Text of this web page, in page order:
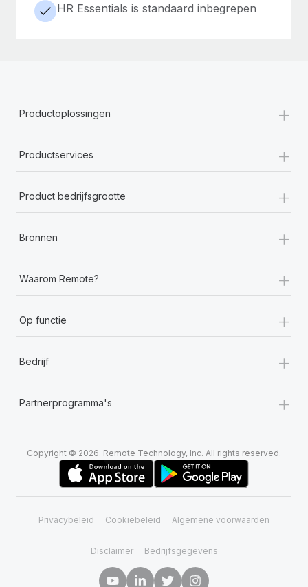
HR Essentials is standaard inbegrepen
Productoplossingen +
Productservices +
Product bedrijfsgrootte +
Bronnen +
Waarom Remote? +
Op functie +
Bedrijf +
Partnerprogramma's +
Copyright © 2026. Remote Technology, Inc. All rights reserved.
Privacybeleid Cookiebeleid Algemene voorwaarden
Disclaimer Bedrijfsgegevens